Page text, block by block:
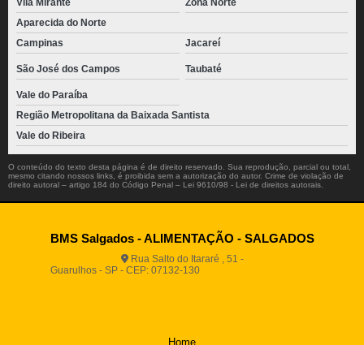
Vila Mirante
Zona Norte
Aparecida do Norte
Campinas
Jacareí
São José dos Campos Taubaté
Vale do Paraíba
Região Metropolitana da Baixada Santista
Vale do Ribeira
O conteúdo do texto desta página é de direito reservado. Sua reprodução, parcial ou total,
mesmo citando nossos links, é proibida sem a autorização do autor. Crime de violação de
direito autoral – artigo 184 do Código Penal – Lei 9610/98 - Lei de direitos autorais
BMS Salgados - ALIMENTAÇÃO - SALGADOS
Rua Salto do Itararé , 51 -
Guarulhos - SP - CEP: 07132-130
Home